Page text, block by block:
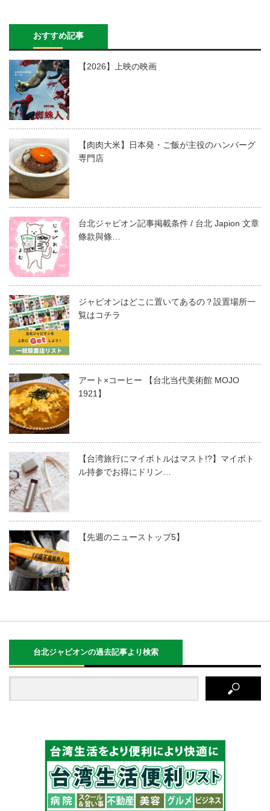
おすすめ記事
【2026】上映の映画
【肉肉大米】日本発・ご飯が主役のハンバーグ
専門店
台北ジャピオン記事掲載条件 / 台北 Japion 文章
條款與條…
ジャピオンはどこに置いてあるの？設置場所一
覧はコチラ
アート×コーヒー 【台北当代美術館 MOJO
1921】
【台湾旅行にマイボトルはマスト!?】マイボト
ル持参でお得にドリン…
【先週のニューストップ5】
台北ジャピオンの過去記事より検索